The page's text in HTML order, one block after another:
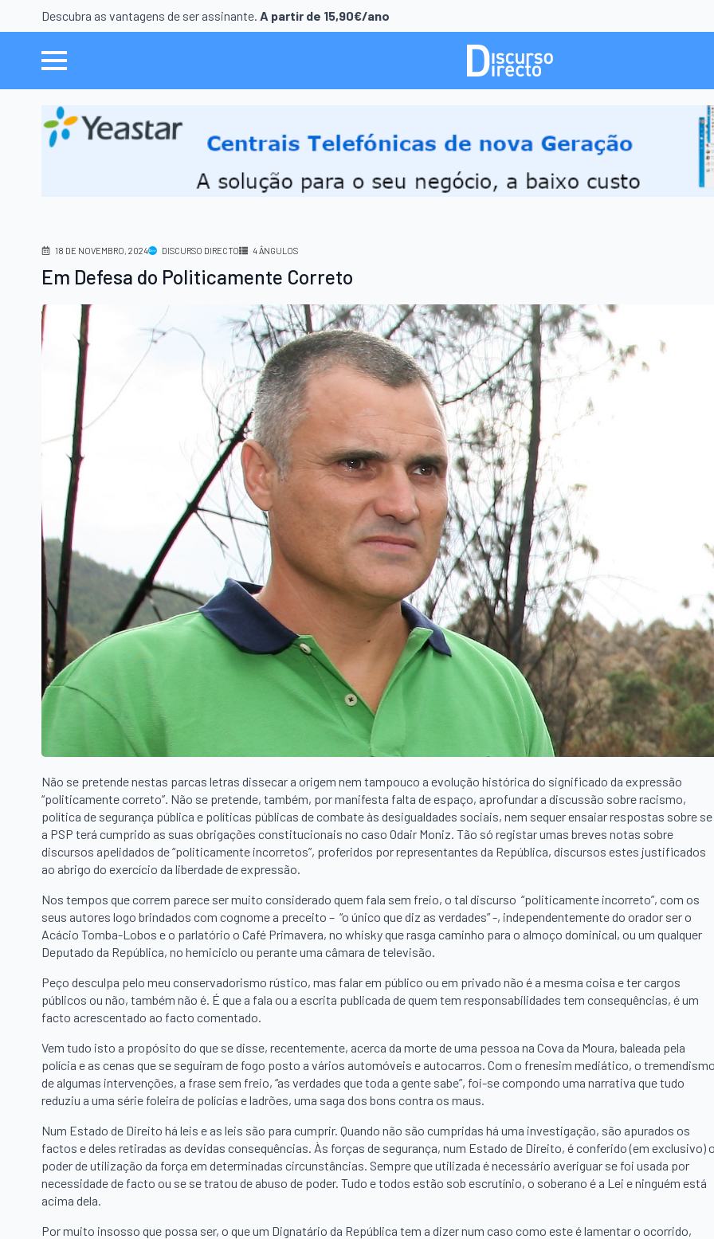
Descubra as vantagens de ser assinante. A partir de 15,90€/ano
18 DE NOVEMBRO, 2024 DISCURSO DIRECTO 4 ÂNGULOS
Em Defesa do Politicamente Correto
Não se pretende nestas parcas letras dissecar a origem nem tampouco a evolução histórica do significado da expressão
“politicamente correto”. Não se pretende, também, por manifesta falta de espaço, aprofundar a discussão sobre racismo,
política de segurança pública e políticas públicas de combate às desigualdades sociais, nem sequer ensaiar respostas sobre se
a PSP terá cumprido as suas obrigações constitucionais no caso Odair Moniz. Tão só registar umas breves notas sobre
discursos apelidados de “politicamente incorretos”, proferidos por representantes da República, discursos estes justificados
ao abrigo do exercício da liberdade de expressão.
Nos tempos que correm parece ser muito considerado quem fala sem freio, o tal discurso “politicamente incorreto”, com os
seus autores logo brindados com cognome a preceito – “o único que diz as verdades” -, independentemente do orador ser o
Acácio Tomba-Lobos e o parlatório o Café Primavera, no whisky que rasga caminho para o almoço dominical, ou um qualquer
Deputado da República, no hemiciclo ou perante uma câmara de televisão.
Peço desculpa pelo meu conservadorismo rústico, mas falar em público ou em privado não é a mesma coisa e ter cargos
públicos ou não, também não é. É que a fala ou a escrita publicada de quem tem responsabilidades tem consequências, é um
facto acrescentado ao facto comentado.
Vem tudo isto a propósito do que se disse, recentemente, acerca da morte de uma pessoa na Cova da Moura, baleada pela
polícia e as cenas que se seguiram de fogo posto a vários automóveis e autocarros. Com o frenesim mediático, o
de algumas intervenções, a frase sem freio, “as verdades que toda a gente sabe”, foi-se compondo uma narrativa que tudo
reduziu a uma série foleira de polícias e ladrões, uma saga dos bons contra os maus.
Num Estado de Direito há leis e as leis são para cumprir. Quando não são cumpridas há uma investigação, são apurados os
factos e deles retiradas as devidas consequências. Às forças de segurança, num Estado de Direito, é conferido (em exclusivo)
poder de utilização da força em determinadas circunstâncias. Sempre que utilizada é necessário averiguar se foi usada por
necessidade de facto ou se se tratou de abuso de poder. Tudo e todos estão sob escrutínio, o soberano é a Lei e ninguém está
acima dela.
Por muito insosso que possa ser, o que um Dignatário da República tem a dizer num caso como este é lamentar o ocorrido,